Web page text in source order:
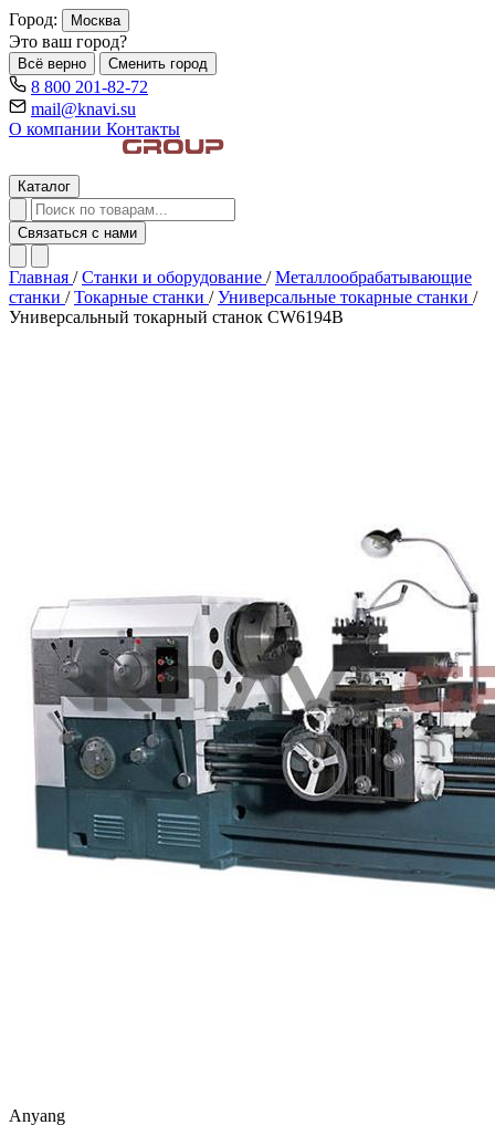
Город: Москва
Это ваш город?
Всё верно Сменить город
8 800 201-82-72
mail@knavi.su
О компании Контакты
Каталог
Связаться с нами
Главная / Станки и оборудование / Металлообрабатывающие
станки / Токарные станки / Универсальные токарные станки /
Универсальный токарный станок CW6194B
Anyang